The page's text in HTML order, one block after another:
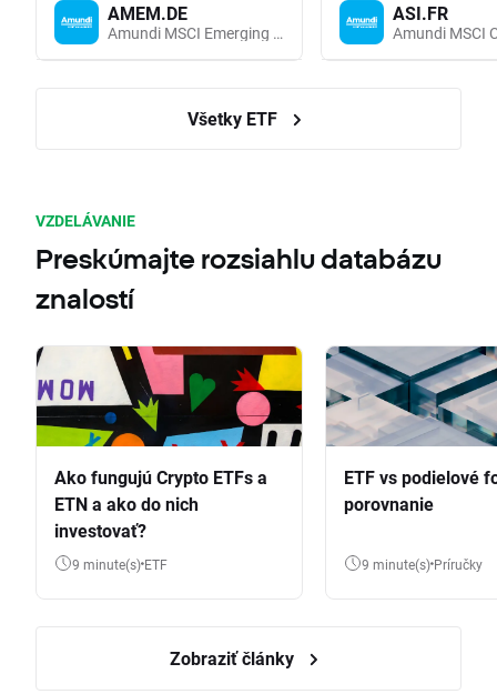
AMEM.DE
Amundi MSCI Emerging Markets UCITS (Acc EUR)
ASI.FR
Všetky ETF
VZDELÁVANIE
Preskúmajte rozsiahlu databázu
znalostí
Ako fungujú Crypto ETFs a
ETN a ako do nich
investovať?
9 minute(s) ETF
ETF vs podielové
porovnanie
9 minute(s) Príručky
Zobraziť články